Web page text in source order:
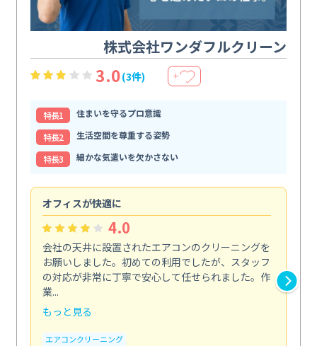
株式会社ワンダフルクリーン
3.0(3件) ＋
特⻑1
住まいを守るプロ意識
特⻑2
生活空間を尊重する姿勢
特⻑3
細かな気遣いを欠かさない
オフィスが快適に
4.0
会社の天井に設置されたエアコンのクリーニングを
お願いしました。初めての利用でしたが、スタッフ
の対応が非常に丁寧で安心して任せられました。作
業...
もっと見る
エアコンクリーニング